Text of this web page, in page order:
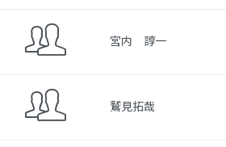
宮内 諄一
鷲見拓哉